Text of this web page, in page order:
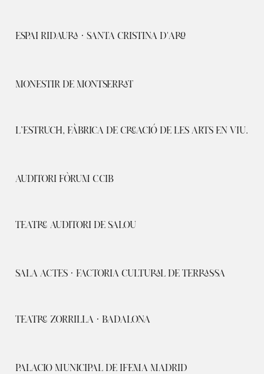
ESPAI RIDAURA · SANTA CRISTINA D'ARO
MONESTIR DE MONTSERRAT
L’ESTRUCH, FÀBRICA DE CREACIÓ DE LES ARTS EN VIU.
AUDITORI FÒRUM CCIB
TEATRE AUDITORI DE SALOU
SALA ACTES · FACTORIA CULTURAL DE TERRASSA
TEATRE ZORRILLA · BADALONA
PALACIO MUNICIPAL DE IFEMA MADRID